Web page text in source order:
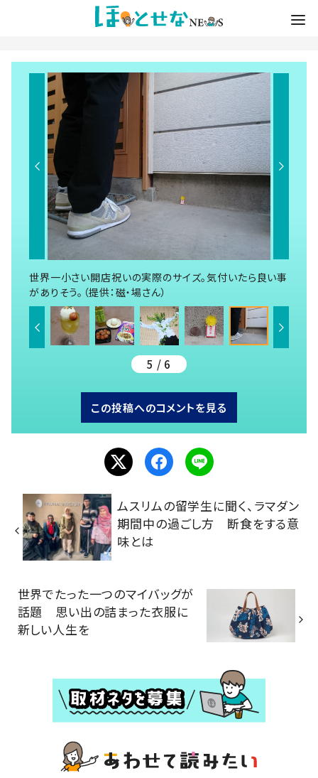
世界一小さい開店祝いの実際のサイズ。気付いたら良い事
がありそう。（提供：磁・場さん）
5 / 6
この投稿へのコメントを見る
ムスリムの留学生に聞く、ラマダン
期間中の過ごし方 断食をする意
味とは
世界でたった一つのマイバッグが
話題 思い出の詰まった衣服に
新しい人生を